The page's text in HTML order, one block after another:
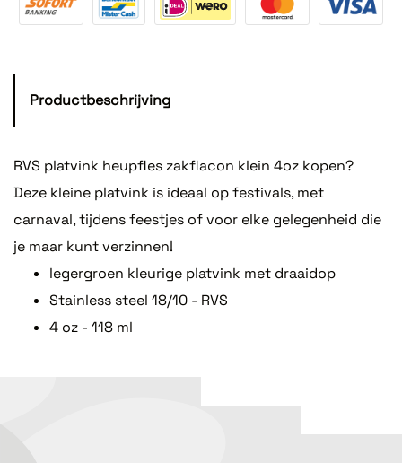
Productbeschrijving
RVS platvink heupfles zakflacon klein 4oz kopen?
Deze kleine platvink is ideaal op festivals, met
carnaval, tijdens feestjes of voor elke gelegenheid die
je maar kunt verzinnen!
legergroen kleurige platvink met draaidop
Stainless steel 18/10 - RVS
4 oz - 118 ml